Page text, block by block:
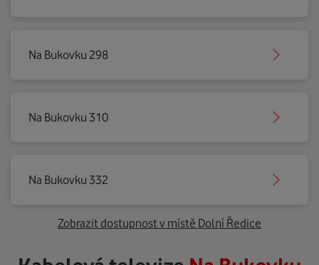
Na Bukovku 298
Na Bukovku 310
Na Bukovku 332
Zobrazit dostupnost v místě Dolní Ředice